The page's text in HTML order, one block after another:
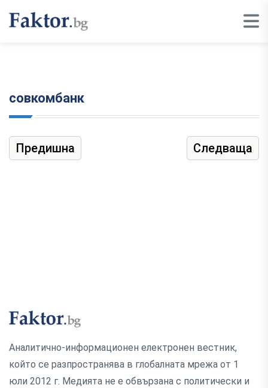
совкомбанк
Предишна Следваща
Аналитично-информационен електронен вестник,
който се разпространява в глобалната мрежа от 1
юли 2012 г. Медията не е обвързана с политически и